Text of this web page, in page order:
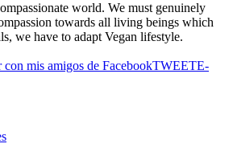
world. We must genuinely
towards all living beings which
we have to adapt Vegan lifestyle.
con mis amigos de FacebookTWEETE-